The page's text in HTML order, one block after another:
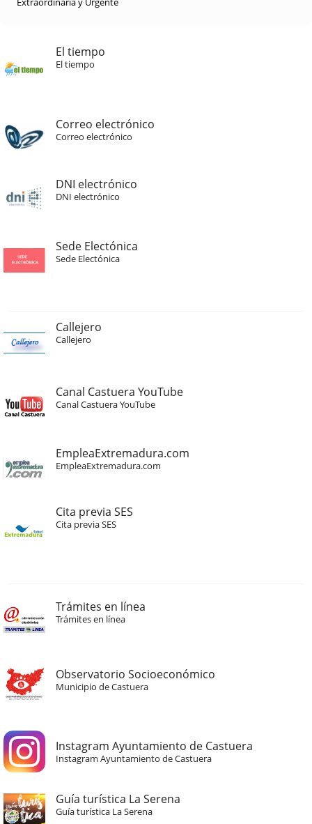
El tiempo
El tiempo
Correo electrónico
Correo electrónico
DNI electrónico
DNI electrónico
Sede Electónica
Sede Electónica
Callejero
Callejero
Canal Castuera YouTube
Canal Castuera YouTube
EmpleaExtremadura.com
EmpleaExtremadura.com
Cita previa SES
Cita previa SES
Trámites en línea
Trámites en línea
Observatorio Socioeconómico
Municipio de Castuera
Instagram Ayuntamiento de Castuera
Instagram Ayuntamiento de Castuera
Guía turística La Serena
Guía turística La Serena